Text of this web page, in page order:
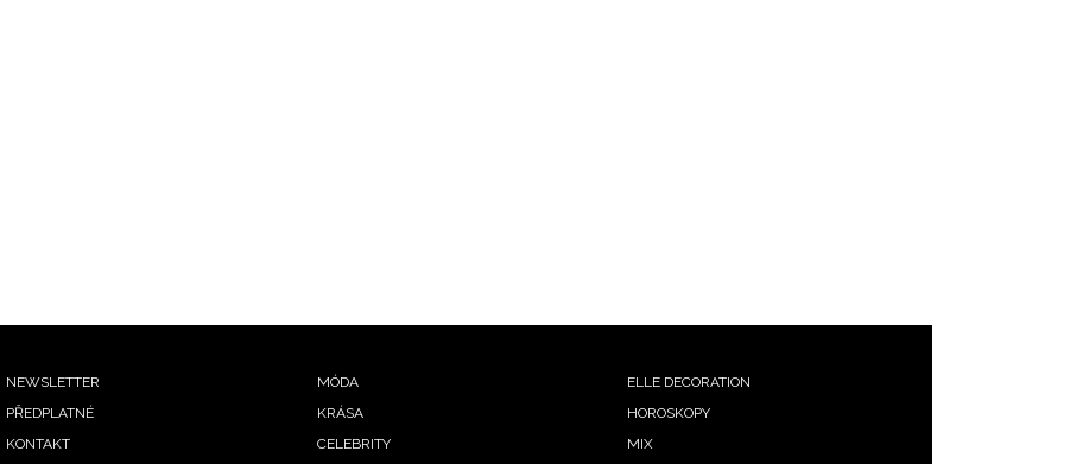
Footer
menu
NEWSLETTER
PŘEDPLATNÉ
KONTAKT
MÓDA
KRÁSA
CELEBRITY
ELLE DECORATION
HOROSKOPY
MIX